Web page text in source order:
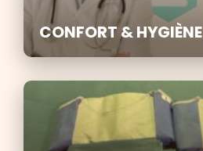
CONFORT & HYGIÈNE